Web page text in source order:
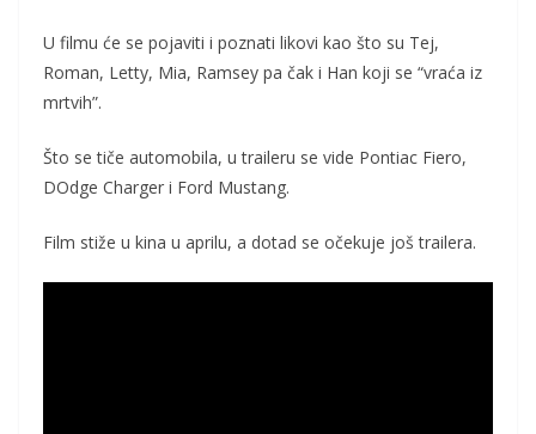
U filmu će se pojaviti i poznati likovi kao što su Tej,
Roman, Letty, Mia, Ramsey pa čak i Han koji se “vraća iz
mrtvih”.
Što se tiče automobila, u traileru se vide Pontiac Fiero,
DOdge Charger i Ford Mustang.
Film stiže u kina u aprilu, a dotad se očekuje još trailera.